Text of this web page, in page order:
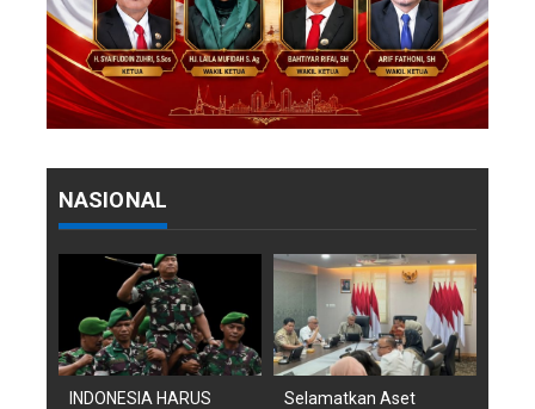
NASIONAL
INDONESIA HARUS
Selamatkan Aset